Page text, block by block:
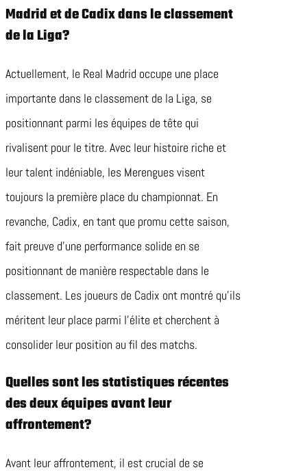
Madrid et de Cadix dans le classement
de la Liga?
Actuellement, le Real Madrid occupe une place
importante dans le classement de la Liga, se
positionnant parmi les équipes de tête qui
rivalisent pour le titre. Avec leur histoire riche et
leur talent indéniable, les Merengues visent
toujours la première place du championnat. En
revanche, Cadix, en tant que promu cette saison,
fait preuve d’une performance solide en se
positionnant de manière respectable dans le
classement. Les joueurs de Cadix ont montré qu’ils
méritent leur place parmi l’élite et cherchent à
consolider leur position au fil des matchs.
Quelles sont les statistiques récentes
des deux équipes avant leur
affrontement?
Avant leur affrontement, il est crucial de se